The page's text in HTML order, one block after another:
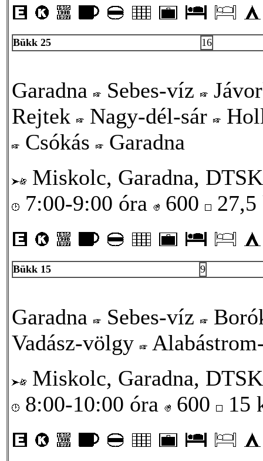
Bükk 25 16
Garadna Sebes-víz
Rejtek
Nagy-dél-sár
Csókás
Garadna
Miskolc, Garadna,
7:00-9:00 óra
600
Bükk 15 9
Garadna Sebes-víz
Vadász-völgy
Miskolc, Garadna,
8:00-10:00 óra
600 15